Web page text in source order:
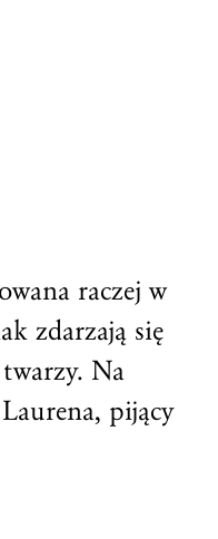
raczej w
zdarzają się
Na
pijący